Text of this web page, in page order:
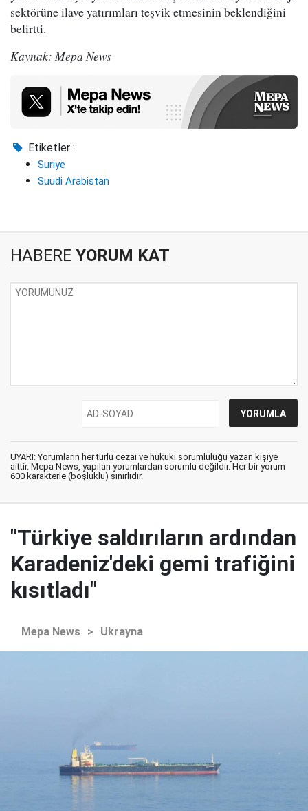
sektörüne ilave yatırımları teşvik etmesinin beklendiğini
belirtti.
Kaynak: Mepa News
Etiketler :
Suriye
Suudi Arabistan
HABERE YORUM KAT
UYARI: Yorumların her türlü cezai ve hukuki sorumluluğu yazan kişiye
aittir. Mepa News, yapılan yorumlardan sorumlu değildir. Her bir yorum
600 karakterle (boşluklu) sınırlıdır.
"Türkiye saldırıların ardından
Karadeniz'deki gemi trafiğini
kısıtladı"
Mepa News > Ukrayna